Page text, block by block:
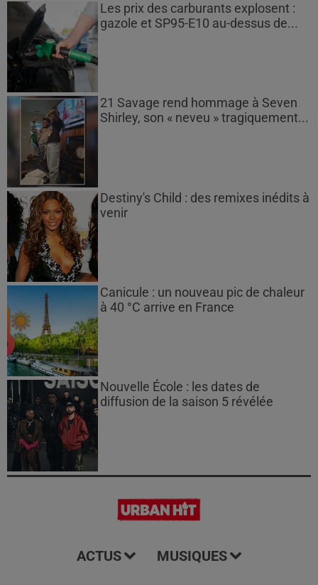
Les prix des carburants explosent :
gazole et SP95-E10 au-dessus de...
21 Savage rend hommage à Seven
Shirley, son « neveu » tragiquement...
Destiny's Child : des remixes inédits à
venir
Canicule : un nouveau pic de chaleur
à 40 °C arrive en France
Nouvelle École : les dates de
diffusion de la saison 5 révélée
ACTUS MUSIQUES